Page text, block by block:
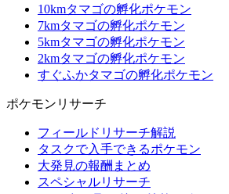
10kmタマゴの孵化ポケモン
7kmタマゴの孵化ポケモン
5kmタマゴの孵化ポケモン
2kmタマゴの孵化ポケモン
すぐふかタマゴの孵化ポケモン
ポケモンリサーチ
フィールドリサーチ解説
タスクで入手できるポケモン
大発見の報酬まとめ
スペシャルリサーチ